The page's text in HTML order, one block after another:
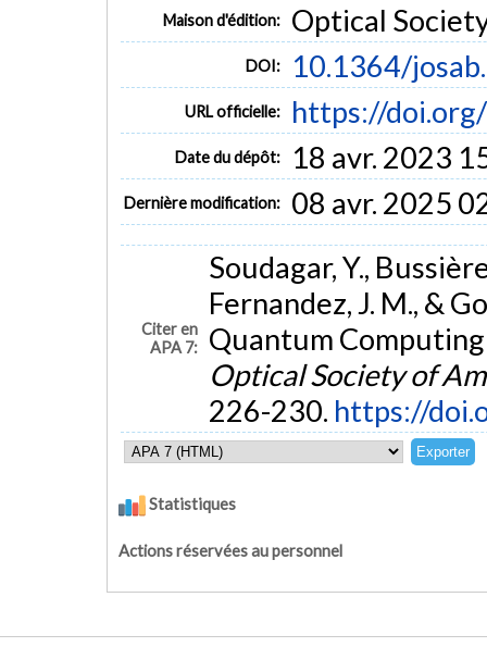
Maison d'édition: Optical
DOI: 10.1364/
URL officielle: https://
Date du dépôt: 18 avr. 2023
Dernière modification: 08 avr. 2025
Citer en
APA 7:
Soudagar, Y.,
Fernandez, J. M., &
Quantum
Optical Society of
226-230. https://
Statistiques
Actions réservées au personnel